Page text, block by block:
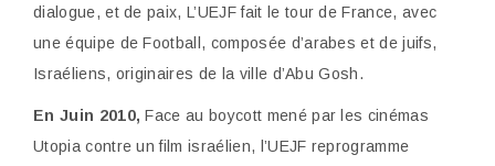
dialogue, et de paix, L’UEJF fait le tour de France, avec
une équipe de Football, composée d’arabes et de juifs,
Israéliens, originaires de la ville d’Abu Gosh.
En Juin 2010,Face au boycott mené par les cinémas
Utopia contre un film israélien, l’UEJF reprogramme